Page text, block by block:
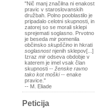
"Nič manj značilna ni enakost
pravic v staroslovanskih
družbah. Polno pooblastilo je
pripadalo celotni skupnosti, in
zatorej so se morali sklepi
sprejemati soglasno. Prvotno
je beseda mir pomenila
občinsko skupščino in hkrati
soglasnostnjenih sklepov[...]
Izraz mir odseva obdobje v
katerem je imel vsak član
skupnosti -- ženske ravno
tako kot moški-- enake
pravice."
-- M. Eliade
Peticija